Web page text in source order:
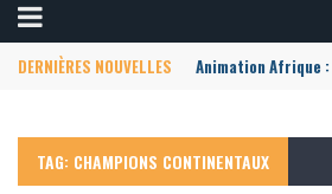
DERNIÈRES NOUVELLES Animation Afrique
TAG: CHAMPIONS CONTINENTAUX